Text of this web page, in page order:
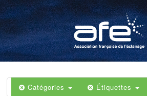
Catégories Étiquettes
4 h 00 min
5 h 00 min
6 h 00 min